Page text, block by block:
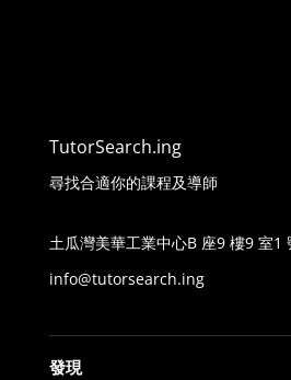
TutorSearch.ing
尋找合適你的課程及導師
土瓜灣美華工業中心B 座9 樓9 室1
info@tutorsearch.ing
發現